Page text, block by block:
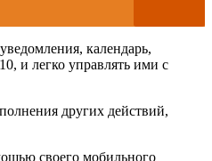
календарь,
и легко управлять ими с
других действий,
своего мобильного